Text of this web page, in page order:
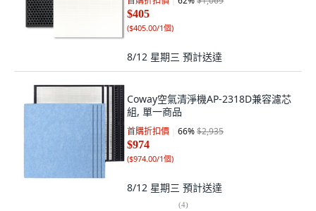
$405
($405.00/1個)
8/12 星期三 預計送達
Coway空氣清淨機AP-2318D兼容濾芯
組, 單一商品
首購折扣價 66%$2,935
$974
($974.00/1個)
8/12 星期三 預計送達
(4)